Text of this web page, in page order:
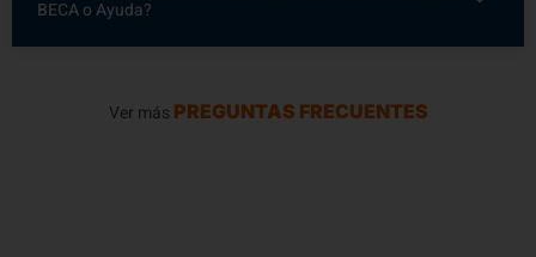
BECA o Ayuda?
Ver más PREGUNTAS FRECUENTES